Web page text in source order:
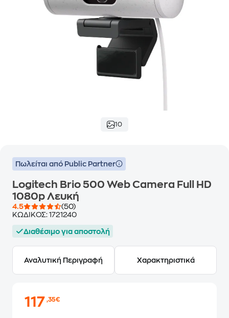
10
Πωλείται από Public Partner
Logitech Brio 500 Web Camera Full HD
1080p Λευκή
4.5
(50)
ΚΩΔΙΚΟΣ: 1721240
Διαθέσιμο για αποστολή
Αναλυτική Περιγραφή Χαρακτηριστικά
117,35€